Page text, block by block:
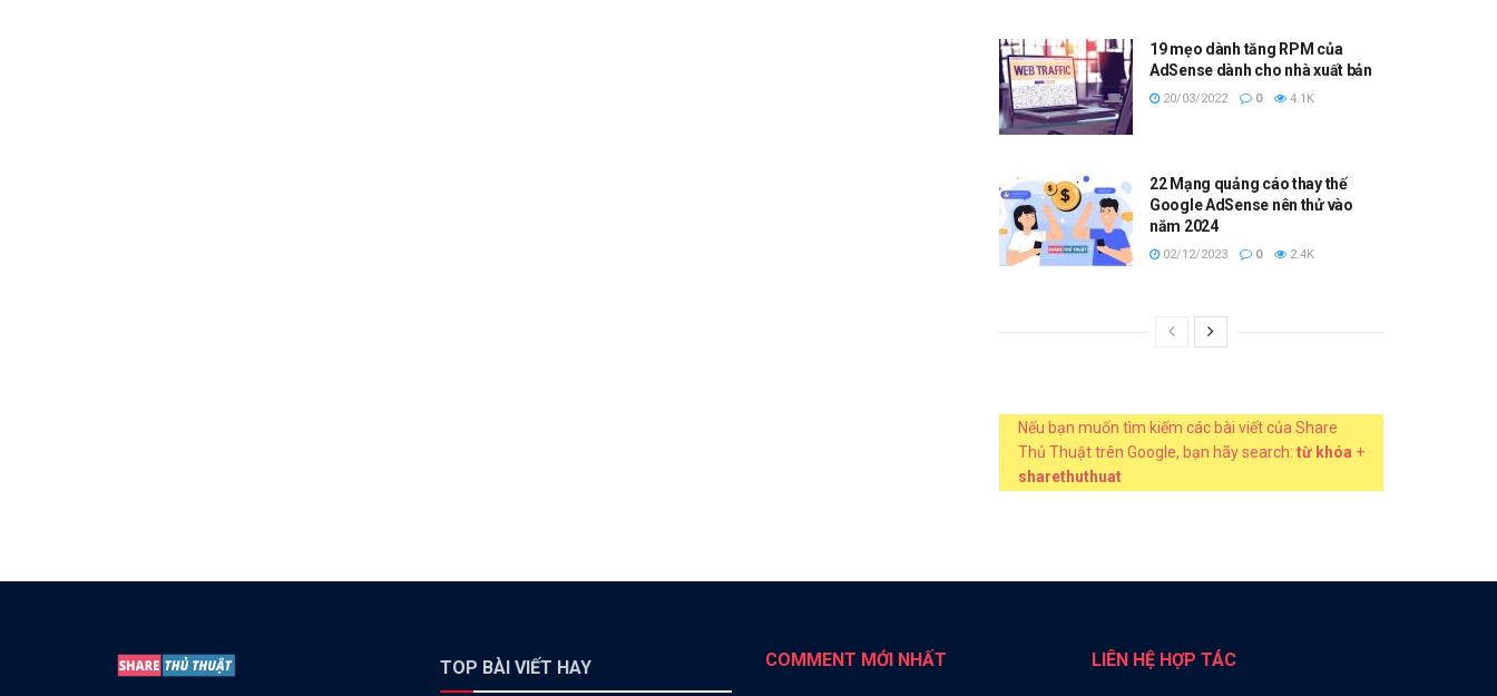
19 mẹo dành tăng RPM của
AdSense dành cho nhà xuất bản
20/03/2022 0 4.1K
22 Mạng quảng cáo thay thế
Google AdSense nên thử vào
năm 2024
02/12/2023 0 2.4K
Nếu bạn muốn tìm kiếm các bài viết của Share
Thủ Thuật trên Google, bạn hãy search: từ khóa +
sharethuthuat
TOP BÀI VIẾT HAY COMMENT MỚI NHẤT LIÊN HỆ HỢP TÁC